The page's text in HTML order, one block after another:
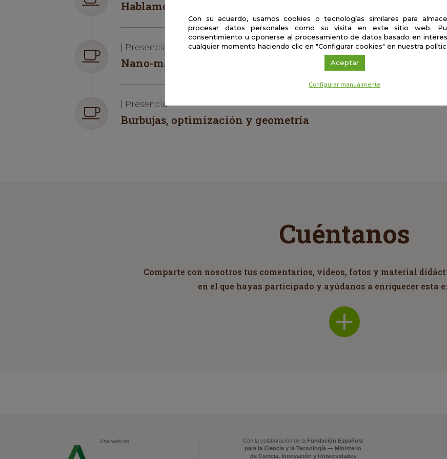
Hablamos sobre… ecuaciones
| Presencial
Nano-matemáticas
| Presencial
Burbujas, optimización y geometría
Cuéntanos
Comparte con nosotros tus comentarios, vídeos, fotos y material
en el que hayas participado y ayúdanos a enriquecer esta
Una web de: Con la colaboración de la Fundación Española
para la Ciencia y la Tecnología — Ministerio
de Ciencia, Innovación y Universidades
Con su acuerdo, usamos cookies o tecnologías similares para
procesar datos personales como su visita en este sitio web.
consentimiento u oponerse al procesamiento de datos basado en
cualquier momento haciendo clic en "Configurar cookies" en nuestra
Aceptar
Configurar manualmente